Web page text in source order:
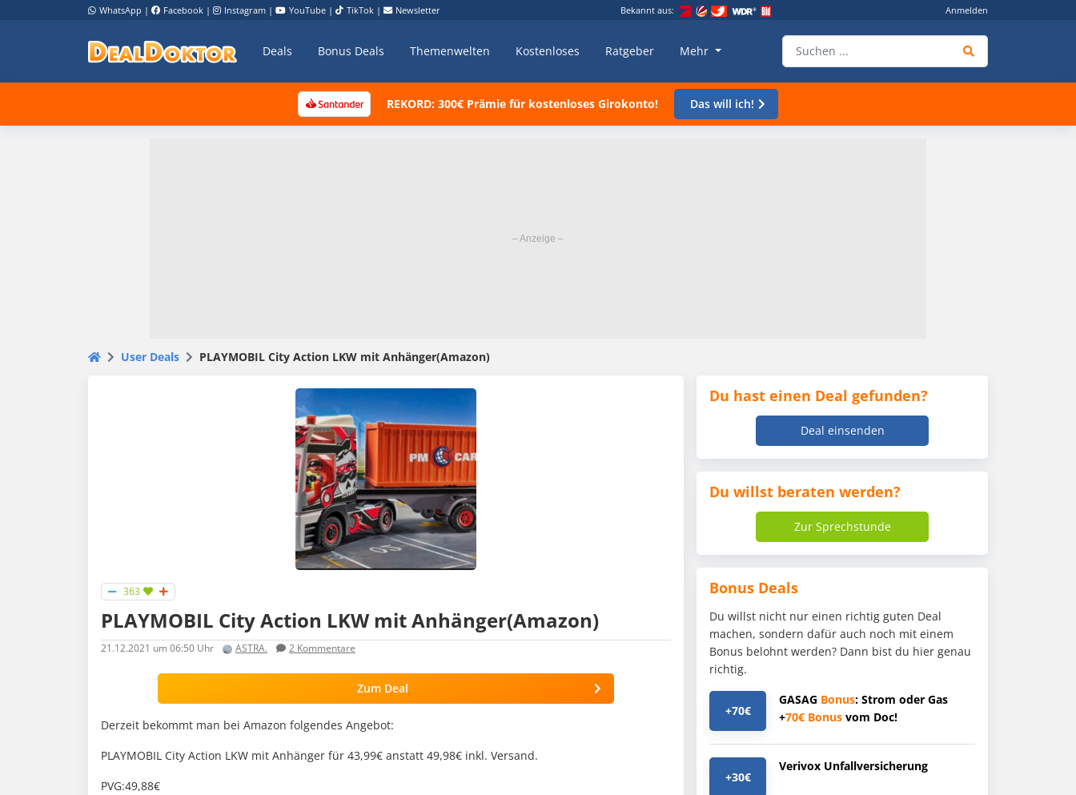
WhatsApp | Facebook | Instagram | YouTube | TikTok | Newsletter Bekannt aus: Anmelden
Deals Bonus Deals Themenwelten Kostenloses Ratgeber Mehr
REKORD: 300€ Prämie für kostenloses Girokonto! Das will ich!
User Deals PLAYMOBIL City Action LKW mit Anhänger(Amazon)
363
PLAYMOBIL City Action LKW mit Anhänger(Amazon)
21.12.2021 um 06:50 Uhr ASTRA. 2 Kommentare
Zum Deal
Derzeit bekommt man bei Amazon folgendes Angebot:
PLAYMOBIL City Action LKW mit Anhänger für 43,99€ anstatt 49,98€ inkl. Versand.
PVG:49,88€
Du hast einen Deal gefunden?
Deal einsenden
Du willst beraten werden?
Zur Sprechstunde
Bonus Deals
Du willst nicht nur einen richtig guten Deal
machen, sondern dafür auch noch mit einem
Bonus belohnt werden? Dann bist du hier genau
richtig.
+70€
GASAG Bonus: Strom oder Gas
+70€ Bonus vom Doc!
+30€
Verivox Unfallversicherung